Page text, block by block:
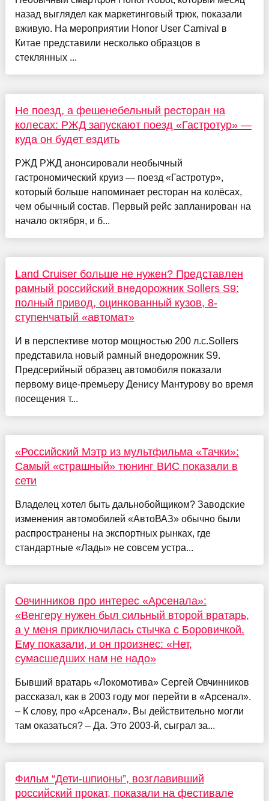
назад выглядел как маркетинговый трюк, показали
вживую. На мероприятии Honor User Carnival в
Китае представили несколько образцов в
стеклянных ...
Не поезд, а фешенебельный ресторан на
колесах: РЖД запускают поезд «Гастротур» —
куда он будет ездить
РЖД РЖД анонсировали необычный
гастрономический круиз — поезд «Гастротур»,
который больше напоминает ресторан на колёсах,
чем обычный состав. Первый рейс запланирован на
начало октября, и б...
Land Cruiser больше не нужен? Представлен
рамный российский внедорожник Sollers S9:
полный привод, оцинкованный кузов, 8-
ступенчатый «автомат»
И в перспективе мотор мощностью 200 л.с.Sollers
представила новый рамный внедорожник S9.
Предсерийный образец автомобиля показали
первому вице-премьеру Денису Мантурову во время
посещения т...
«Российский Мэтр из мультфильма «Тачки»:
Самый «страшный» тюнинг ВИС показали в
сети
Владелец хотел быть дальнобойщиком? Заводские
изменения автомобилей «АвтоВАЗ» обычно были
распространены на экспортных рынках, где
стандартные «Лады» не совсем устра...
Овчинников про интерес «Арсенала»:
«Венгеру нужен был сильный второй вратарь,
а у меня приключилась стычка с Боровичкой.
Ему показали, и он произнес: «Нет,
сумасшедших нам не надо»
Бывший вратарь «Локомотива» Сергей Овчинников
рассказал, как в 2003 году мог перейти в «Арсенал».
– К слову, про «Арсенал». Вы действительно могли
там оказаться? – Да. Это 2003-й, сыграл за...
Фильм “Дети-шпионы”, возглавивший
российский прокат, показали на фестивале